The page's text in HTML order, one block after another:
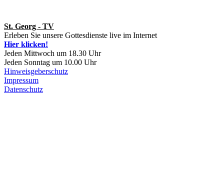
St. Georg - TV
Erleben Sie unsere Gottesdienste live im Internet
Hier klicken!
Jeden Mittwoch um 18.30 Uhr
Jeden Sonntag um 10.00 Uhr
Hinweisgeberschutz
Impressum
Datenschutz